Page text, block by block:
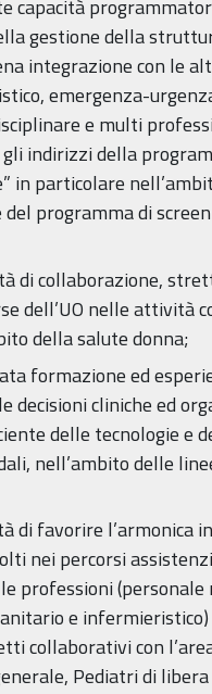
capacità
gestione della
integrazione con le
emergenza-
e multi
indirizzi della
in particolare
programma di
di collaborazione,
dell’UO nelle attività
della salute donna;
formazione ed
decisioni cliniche ed
delle tecnologie e
nell’ambito delle
di favorire
nei percorsi
professioni
e
collaborativi con
Pediatri di libera